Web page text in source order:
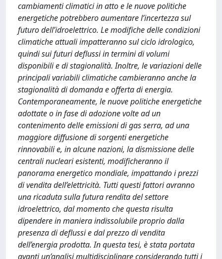
cambiamenti climatici in atto e le nuove politiche
energetiche potrebbero aumentare l’incertezza sul
futuro dell’idroelettrico. Le modifiche delle condizioni
climatiche attuali impatteranno sul ciclo idrologico,
quindi sui futuri deflussi in termini di volumi
disponibili e di stagionalità. Inoltre, le variazioni delle
principali variabili climatiche cambieranno anche la
stagionalità di domanda e offerta di energia.
Contemporaneamente, le nuove politiche energetiche
adottate o in fase di adozione volte ad un
contenimento delle emissioni di gas serra, ad una
maggiore diffusione di sorgenti energetiche
rinnovabili e, in alcune nazioni, la dismissione delle
centrali nucleari esistenti, modificheranno il
panorama energetico mondiale, impattando i prezzi
di vendita dell’elettricità. Tutti questi fattori avranno
una ricaduta sulla futura rendita del settore
idroelettrico, dal momento che questa risulta
dipendere in maniera indissolubile proprio dalla
presenza di deflussi e dal prezzo di vendita
dell’energia prodotta. In questa tesi, è stata portata
avanti un’analisi multidisciplinare considerando tutti i